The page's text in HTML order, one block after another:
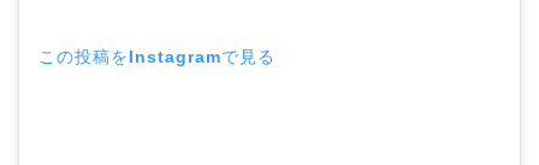
この投稿をInstagramで見る